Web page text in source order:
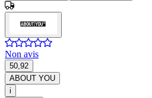
Non avis
50,92
ABOUT YOU
i